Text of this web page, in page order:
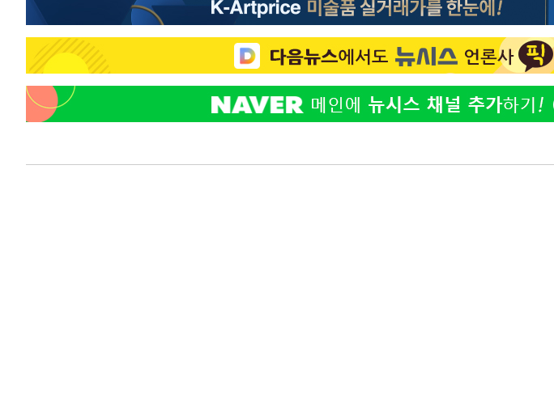
-12057초 전 >
손흥민, 68분 뛰고 2경기 침묵…LAFC, 톨루카에 1-0 승리(종합)
-10081초 전 > 이강인, 오늘 서울서 AT마드리드 입단식…'전례 없는 특급대우'
50분 전 >'여긴 20도, 저긴 50도'…열화상 카메라로 본 폭염 저감시설 '온도차'
59분 전 >콜롬비아 신임 우파 대통령 취임 하루만에 차량폭탄 폭발 사건
2시간 전 >튀르키예 외무장관, "메카 3국 방위협정은 이란이 목표 아냐 " 밝혀
4시간 전 >[속보]美중부 사령관, 이스라엘 긴급방문 다중화된 전선 상황 논의